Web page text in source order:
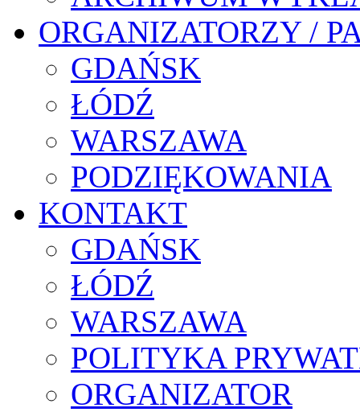
ORGANIZATORZY /
GDAŃSK
ŁÓDŹ
WARSZAWA
PODZIĘKOWANIA
KONTAKT
GDAŃSK
ŁÓDŹ
WARSZAWA
POLITYKA
ORGANIZATOR